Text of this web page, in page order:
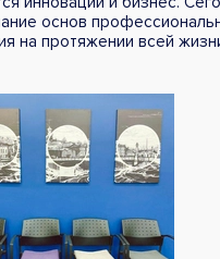
основ
на протяжении всей